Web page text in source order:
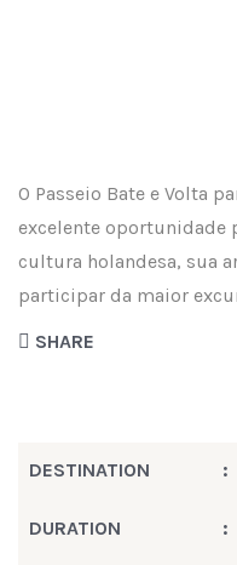
O Passeio Bate e Volta
excelente oportunidade
cultura holandesa, sua
participar da maior
SHARE
DESTINATION :
DURATION :